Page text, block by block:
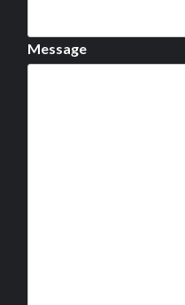
Message